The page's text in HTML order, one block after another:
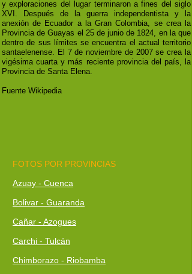
y exploraciones del lugar terminaron a fines del siglo
XVI. Después de la guerra independentista y la
anexión de Ecuador a la Gran Colombia, se crea la
Provincia de Guayas el 25 de junio de 1824, en la que
dentro de sus límites se encuentra el actual territorio
santaelenense. El 7 de noviembre de 2007 se crea la
vigésima cuarta y más reciente provincia del país, la
Provincia de Santa Elena.
Fuente Wikipedia
FOTOS POR PROVINCIAS
Azuay - Cuenca
Bolivar - Guaranda
Cañar - Azogues
Carchi - Tulcán
Chimborazo - Riobamba